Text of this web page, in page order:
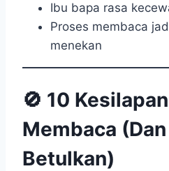
Ibu bapa rasa
Proses membaca
menekan
🚫 10
Membaca
Betulkan)